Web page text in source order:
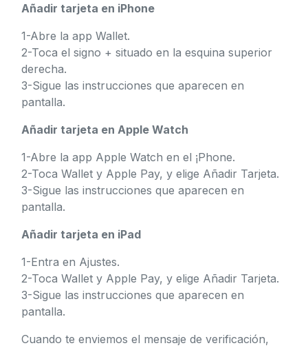
Añadir tarjeta en iPhone
1-Abre la app Wallet.
2-Toca el signo + situado en la esquina superior
derecha.
3-Sigue las instrucciones que aparecen en
pantalla.
Añadir tarjeta en Apple Watch
1-Abre la app Apple Watch en el ¡Phone.
2-Toca Wallet y Apple Pay, y elige Añadir Tarjeta.
3-Sigue las instrucciones que aparecen en
pantalla.
Añadir tarjeta en iPad
1-Entra en Ajustes.
2-Toca Wallet y Apple Pay, y elige Añadir Tarjeta.
3-Sigue las instrucciones que aparecen en
pantalla.
Cuando te enviemos el mensaje de verificación,